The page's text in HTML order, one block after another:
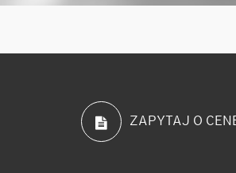
ZAPYTAJ O